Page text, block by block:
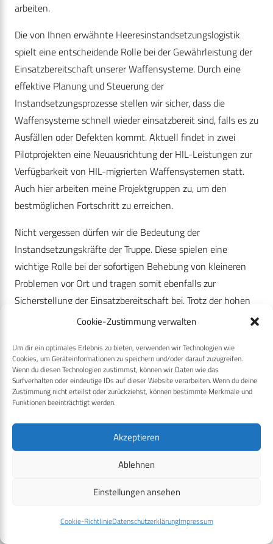
Cookie-Zustimmung verwalten
Um dir ein optimales Erlebnis zu bieten, verwenden wir Technologien wie
Cookies, um Geräteinformationen zu speichern und/oder darauf zuzugreifen.
Wenn du diesen Technologien zustimmst, können wir Daten wie das
Surfverhalten oder eindeutige IDs auf dieser Website verarbeiten. Wenn du deine
Zustimmung nicht erteilst oder zurückziehst, können bestimmte Merkmale und
Funktionen beeinträchtigt werden.
Akzeptieren
Ablehnen
Einstellungen ansehen
Cookie-RichtlinieDatenschutzerklärungImpressum
arbeiten.
Die von Ihnen erwähnte Heeresinstandsetzungslogistik
spielt eine entscheidende Rolle bei der Gewährleistung der
Einsatzbereitschaft unserer Waffensysteme. Durch eine
effektive Planung und Steuerung der
Instandsetzungsprozesse stellen wir sicher, dass die
Waffensysteme schnell wieder einsatzbereit sind, falls es zu
Ausfällen oder Defekten kommt. Aktuell findet in zwei
Pilotprojekten eine Neuausrichtung der HIL-Leistungen zur
Verfügbarkeit von HIL-migrierten Waffensystemen statt.
Auch hier arbeiten meine Projektgruppen zu, um den
bestmöglichen Fortschritt zu erreichen.
Nicht vergessen dürfen wir die Bedeutung der
Instandsetzungskräfte der Truppe. Diese spielen eine
wichtige Rolle bei der sofortigen Behebung von kleineren
Problemen vor Ort und tragen somit ebenfalls zur
Sicherstellung der Einsatzbereitschaft bei. Trotz der hohen
Auslastung unserer Abteilung im Zuge der aktuellen
unsere Leistungsfähigkeit aufrechtzuerhalten und
kontinuierliche Verbesserungen zu erzielen. Um dies zu
erreichen, führen wir unter anderem mehrmals im Jahr
und schnellstmöglich Abhilfe zu schaffen. Hierbei werden
alle Organisationsbereiche aufgefordert, ihre Sorgen, Nöte
wir in der Lage sind.
Auf Führungsebene finden Tagungen